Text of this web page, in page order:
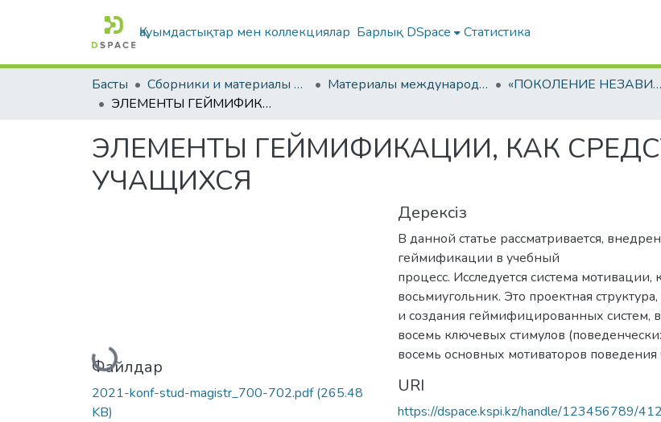
Қауымдастықтар мен коллекциялар Барлық DSpace Статистика
Басты Сборники и материалы конференций Материалы международной студенческой научно-практической конференции «ПОКОЛЕНИЕ НЕЗАВИСИМОСТИ: ЦЕННОСТНЫЕ ОРИЕНТИРЫ И ПЕРСПЕКТИВЫ»
ЭЛЕМЕНТЫ ГЕЙМИФИКАЦИИ, КАК СРЕДСТВО МОТИВИРОВАНИЯ УЧАЩИХСЯ
ЭЛЕМЕНТЫ ГЕЙМИФИКАЦИИ, КАК
УЧАЩИХСЯ
Жүктеу...
Файлдар
2021-konf-stud-magistr_700-702.pdf(265.48
KB)
Дерексіз
В данной статье рассматривается,
геймификации в учебный
процесс. Исследуется система мотивации,
восьмиугольник. Это проектная
и создания геймифицированных систем,
восемь ключевых стимулов
восемь основных мотиваторов поведения
URI
https://dspace.kspi.kz/handle/123456789/